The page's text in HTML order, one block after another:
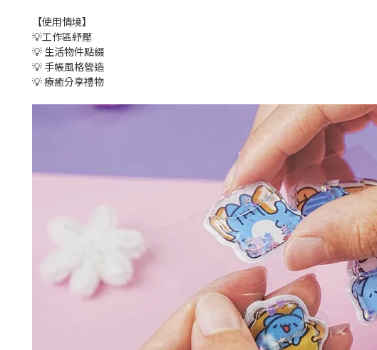
【使用情境】
💡工作區紓壓
💡 生活物件點綴
💡 手帳風格營造
💡 療癒分享禮物